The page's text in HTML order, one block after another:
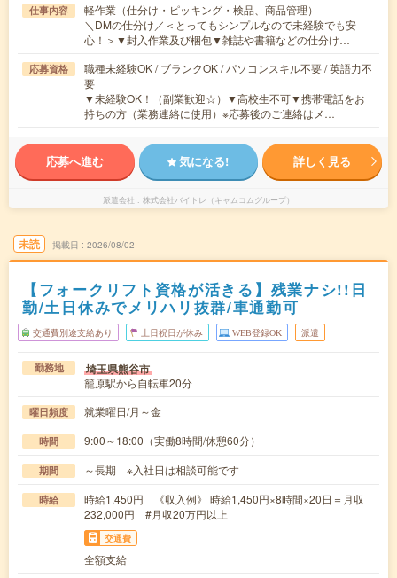
仕事内容
軽作業（仕分け・ピッキング・検品、商品管理）
＼DMの仕分け／＜とってもシンプルなので未経験でも安
心！＞▼封入作業及び梱包▼雑誌や書籍などの仕分け…
応募資格
職種未経験OK / ブランクOK / パソコンスキル不要 / 英語力不
要
▼未経験OK！（副業歓迎☆）▼高校生不可▼携帯電話をお
持ちの方（業務連絡に使用）※応募後のご連絡はメ…
応募へ進む 気になる! 詳しく見る
派遣会社 株式会社バイトレ（キャムコムグループ）
未読 掲載日 2026/08/02
【フォークリフト資格が活きる】残業ナシ!!日
勤/土日休みでメリハリ抜群/車通勤可
交通費別途支給あり 土日祝日が休み WEB登録OK 派遣
勤務地 埼玉県熊谷市
籠原駅から自転車20分
曜日頻度 就業曜日/月～金
時間 9:00～18:00（実働8時間/休憩60分）
期間 ～長期 ※入社日は相談可能です
時給
時給1,450円 《収入例》 時給1,450円×8時間×20日＝月収
232,000円 #月収20万円以上
交通費
全額支給